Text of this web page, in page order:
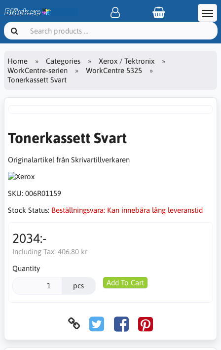
Home Categories
Xerox / Tektronix
WorkCentre-serien
WorkCentre 5325
Tonerkassett Svart
Tonerkassett Svart
Originalartikel från Skrivartillverkaren
SKU: 006R01159
Stock Status: Beställningsvara: Kan innebära lång leveranstid
2034:-
Including Tax: 406.80 kr
Quantity
pcs Add To Cart